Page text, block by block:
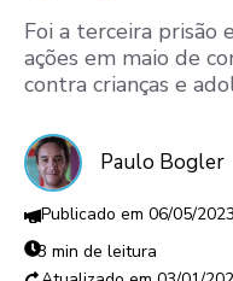
Foi a terceira prisão
ações em maio de
contra crianças e
Paulo Bogler
06/05/2023
3 min de leitura